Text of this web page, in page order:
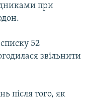
при
списку 52
звільнити
після того, як